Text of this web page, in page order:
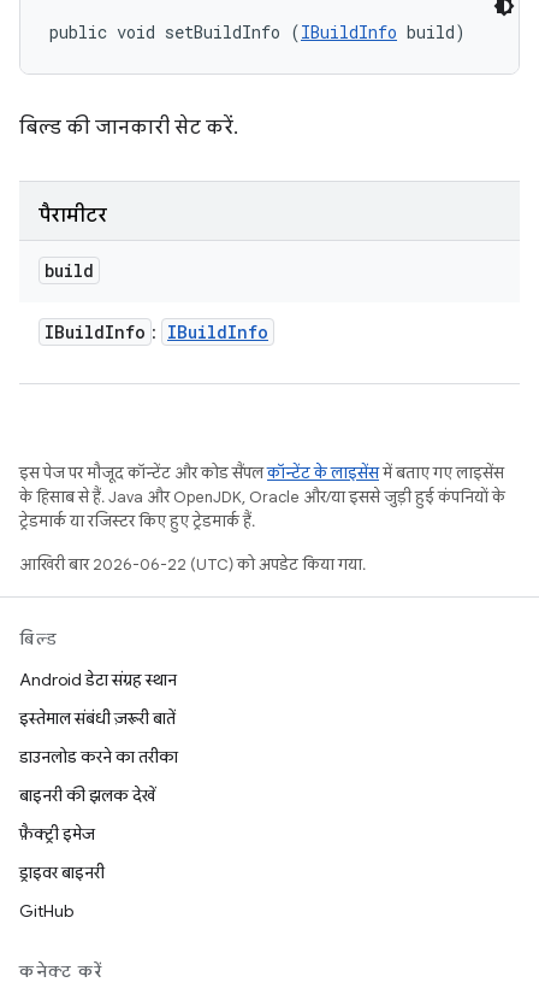
public void setBuildInfo (IBuildInfo build)
बिल्ड की जानकारी सेट करें.
पैरामीटर
build
IBuildInfo : IBuildInfo
इस पेज पर मौजूद कॉन्टेंट और कोड सैंपलकॉन्टेंट के लाइसेंसमें बताए गए लाइसेंस
के हिसाब से हैं. Java और OpenJDK, Oracle और/या इससे जुड़ी हुई कंपनियों के
ट्रेडमार्क या रजिस्टर किए हुए ट्रेडमार्क हैं.
आखिरी बार 2026-06-22 (UTC) को अपडेट किया गया.
बिल्ड
Android डेटा संग्रह स्थान
इस्तेमाल संबंधी ज़रूरी बातें
डाउनलोड करने का तरीका
बाइनरी की झलक देखें
फ़ैक्ट्री इमेज
ड्राइवर बाइनरी
GitHub
कनेक्ट करें